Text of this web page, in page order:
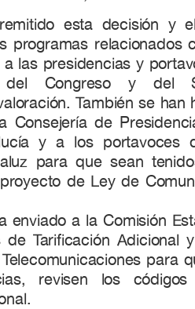
esta decisión y
programas relacionados
a las presidencias y
del Congreso y del
También se han
Consejería de
y a los portavoces
para que sean
de Ley de
enviado a la Comisión
de Tarificación Adicional
para
revisen los